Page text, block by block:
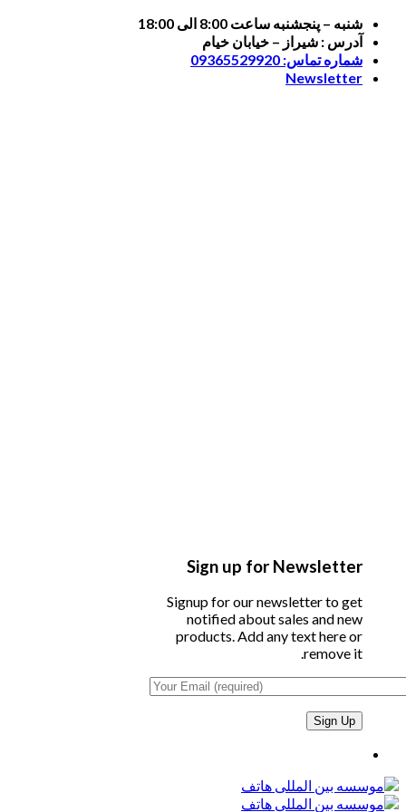
Skip
content
شنبه – پنجشنبه ساعت 8:00 الی 18:00
آدرس : شیراز – خیابان خیام
شماره تماس: 09365529920
Newsletter
Sign up for Newsletter
Signup for our newsletter to get
notified about sales and new
products. Add any text here or
remove it.